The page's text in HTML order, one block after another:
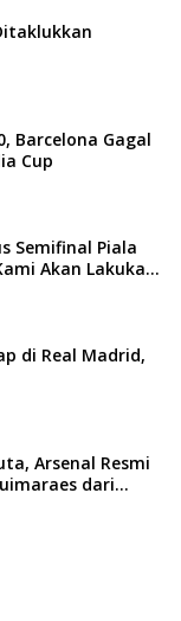
Barcelona Gagal
Cup
Semifinal Piala
Akan Lakukan
di Real Madrid,
Arsenal Resmi
dari